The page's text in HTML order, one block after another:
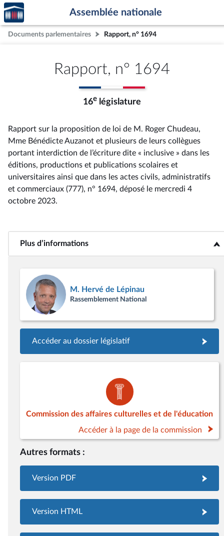
Aller au contenu
Aller en bas de la page
Accèder
à la
page
d'accueil
Assemblée nationale
Documents parlementaires Rapport, n° 1694
Rapport, n° 1694
16e législature
Rapport sur la proposition de loi de M. Roger Chudeau,
Mme Bénédicte Auzanot et plusieurs de leurs collègues
portant interdiction de l’écriture dite « inclusive » dans les
éditions, productions et publications scolaires et
universitaires ainsi que dans les actes civils, administratifs
et commerciaux (777), n° 1694, déposé le mercredi 4
octobre 2023.
Plus d’informations<b>Plus d’informations</b>
M. Hervé de Lépinau
Rassemblement National
Accéder au dossier législatif
Commission des affaires culturelles et de l'éducation
Accéder à la page de la commission
Autres formats :
Version PDF
Version HTML